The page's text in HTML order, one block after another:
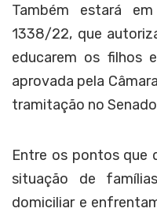
Também estará
1338/22, que
educarem os filhos
aprovada pela
tramitação no
Entre os pontos que
situação de
domiciliar e